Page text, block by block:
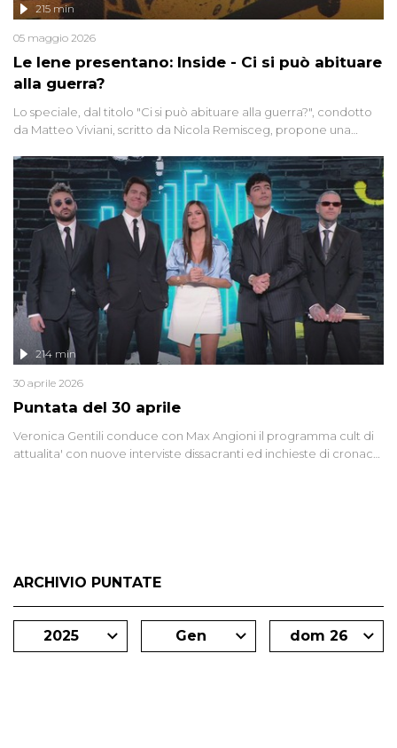
Le Iene presentano: Inside - Ci si può abituare
alla guerra?
215 min
05 maggio 2026
Lo speciale, dal titolo "Ci si può abituare alla guerra?", condotto
da Matteo Viviani, scritto da Nicola Remisceg, propone una
di settore - su quanto la guerra sia diventata una realtà pervasiva.
Anche se l'Italia non è direttamente coinvolta in conflitti armati, il
contesto globale rende impossibile considerarla un fenomeno
lontano.
Puntata del 30 aprile
214 min
30 aprile 2026
Veronica Gentili conduce con Max Angioni il programma cult di
attualita' con nuove interviste dissacranti ed inchieste di cronaca
ARCHIVIO PUNTATE
2025 Gen dom 26